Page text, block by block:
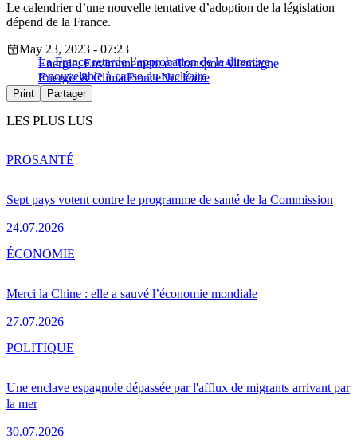
Le calendrier d’une nouvelle tentative d’adoption de la législation
dépend de la France.
La France retarde l’approbation de la directive
renouvelable à cause du nucléaire
May 23, 2023 - 07:23
Energie, Environnement et TransportAllemagne
Energie & ClimatFranceNucléaire
Print Partager
LES PLUS LUS
Sept pays votent contre le programme de santé de la Commission
24.07.2026
PROSANTÉ
Merci la Chine : elle a sauvé l’économie mondiale
27.07.2026
ÉCONOMIE
Une enclave espagnole dépassée par l'afflux de migrants arrivant par
la mer
30.07.2026
POLITIQUE